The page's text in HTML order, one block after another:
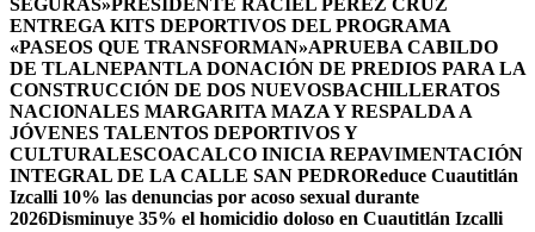
SEGURAS»PRESIDENTE RACIEL PÉREZ CRUZ
ENTREGA KITS DEPORTIVOS DEL PROGRAMA
«PASEOS QUE TRANSFORMAN»APRUEBA CABILDO
DE TLALNEPANTLA DONACIÓN DE PREDIOS PARA LA
CONSTRUCCIÓN DE DOS NUEVOSBACHILLERATOS
NACIONALES MARGARITA MAZA Y RESPALDA A
JÓVENES TALENTOS DEPORTIVOS Y
CULTURALESCOACALCO INICIA REPAVIMENTACIÓN
INTEGRAL DE LA CALLE SAN PEDROReduce Cuautitlán
Izcalli 10% las denuncias por acoso sexual durante
2026Disminuye 35% el homicidio doloso en Cuautitlán Izcalli